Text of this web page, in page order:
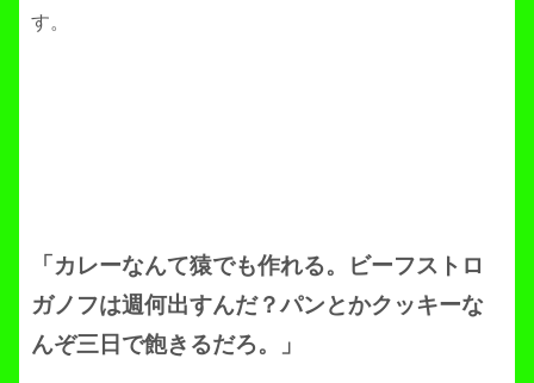
す。
「カレーなんて猿でも作れる。ビーフストロ
ガノフは週何出すんだ？パンとかクッキーな
んぞ三日で飽きるだろ。」